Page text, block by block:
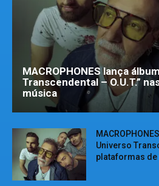
MACROPHONES lança
Transcendental – O.U.T.”
música
Universo
plataformas de